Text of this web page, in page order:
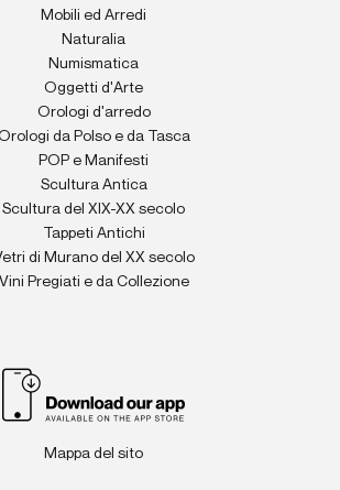
Mobili ed Arredi
Naturalia
Numismatica
Oggetti d'Arte
Orologi d'arredo
Orologi da Polso e da Tasca
POP e Manifesti
Scultura Antica
Scultura del XIX-XX secolo
Tappeti Antichi
di Murano del XX secolo
Vini Pregiati e da Collezione
Mappa del sito